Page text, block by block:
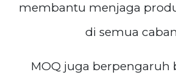
membantu menjaga
di semua
MOQ juga berpengaruh